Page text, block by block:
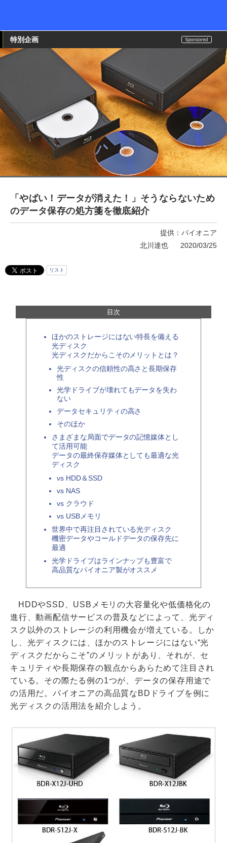
特別企画
「やばい！データが消えた！」そうならないため
のデータ保存の処方箋を徹底紹介
提供：パイオニア
北川達也
2020/03/25
リスト
目次
ほかのストレージにはない特長を備える
光ディスク
光ディスクだからこそのメリットとは？
光ディスクの信頼性の高さと長期保存
性
光学ドライブが壊れてもデータを失わ
ない
データセキュリティの高さ
そのほか
さまざまな局面でデータの記憶媒体とし
て活用可能
データの最終保存媒体としても最適な光
ディスク
vs HDD＆SSD
vs NAS
vs クラウド
vs USBメモリ
世界中で再注目されている光ディスク
機密データやコールドデータの保存先に
最適
光学ドライブはラインナップも豊富で
高品質なパイオニア製がオススメ
HDDやSSD、USBメモリの大容量化や低価格化の
進行、動画配信サービスの普及などによって、光ディ
スク以外のストレージの利用機会が増えている。しか
し、光ディスクには、ほかのストレージにはない“光
ディスクだからこそ”のメリットがあり、それが、セ
キュリティや長期保存の観点からあらためて注目され
ている。その際たる例の1つが、データの保存用途で
の活用だ。パイオニアの高品質なBDドライブを例に
光ディスクの活用法を紹介しよう。